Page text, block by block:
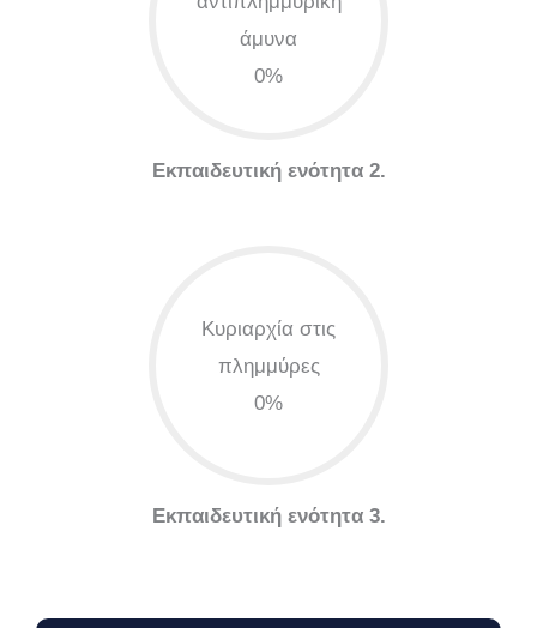
άμυνα
0%
Εκπαιδευτική ενότητα 2.
Κυριαρχία στις
πλημμύρες
0%
Εκπαιδευτική ενότητα 3.